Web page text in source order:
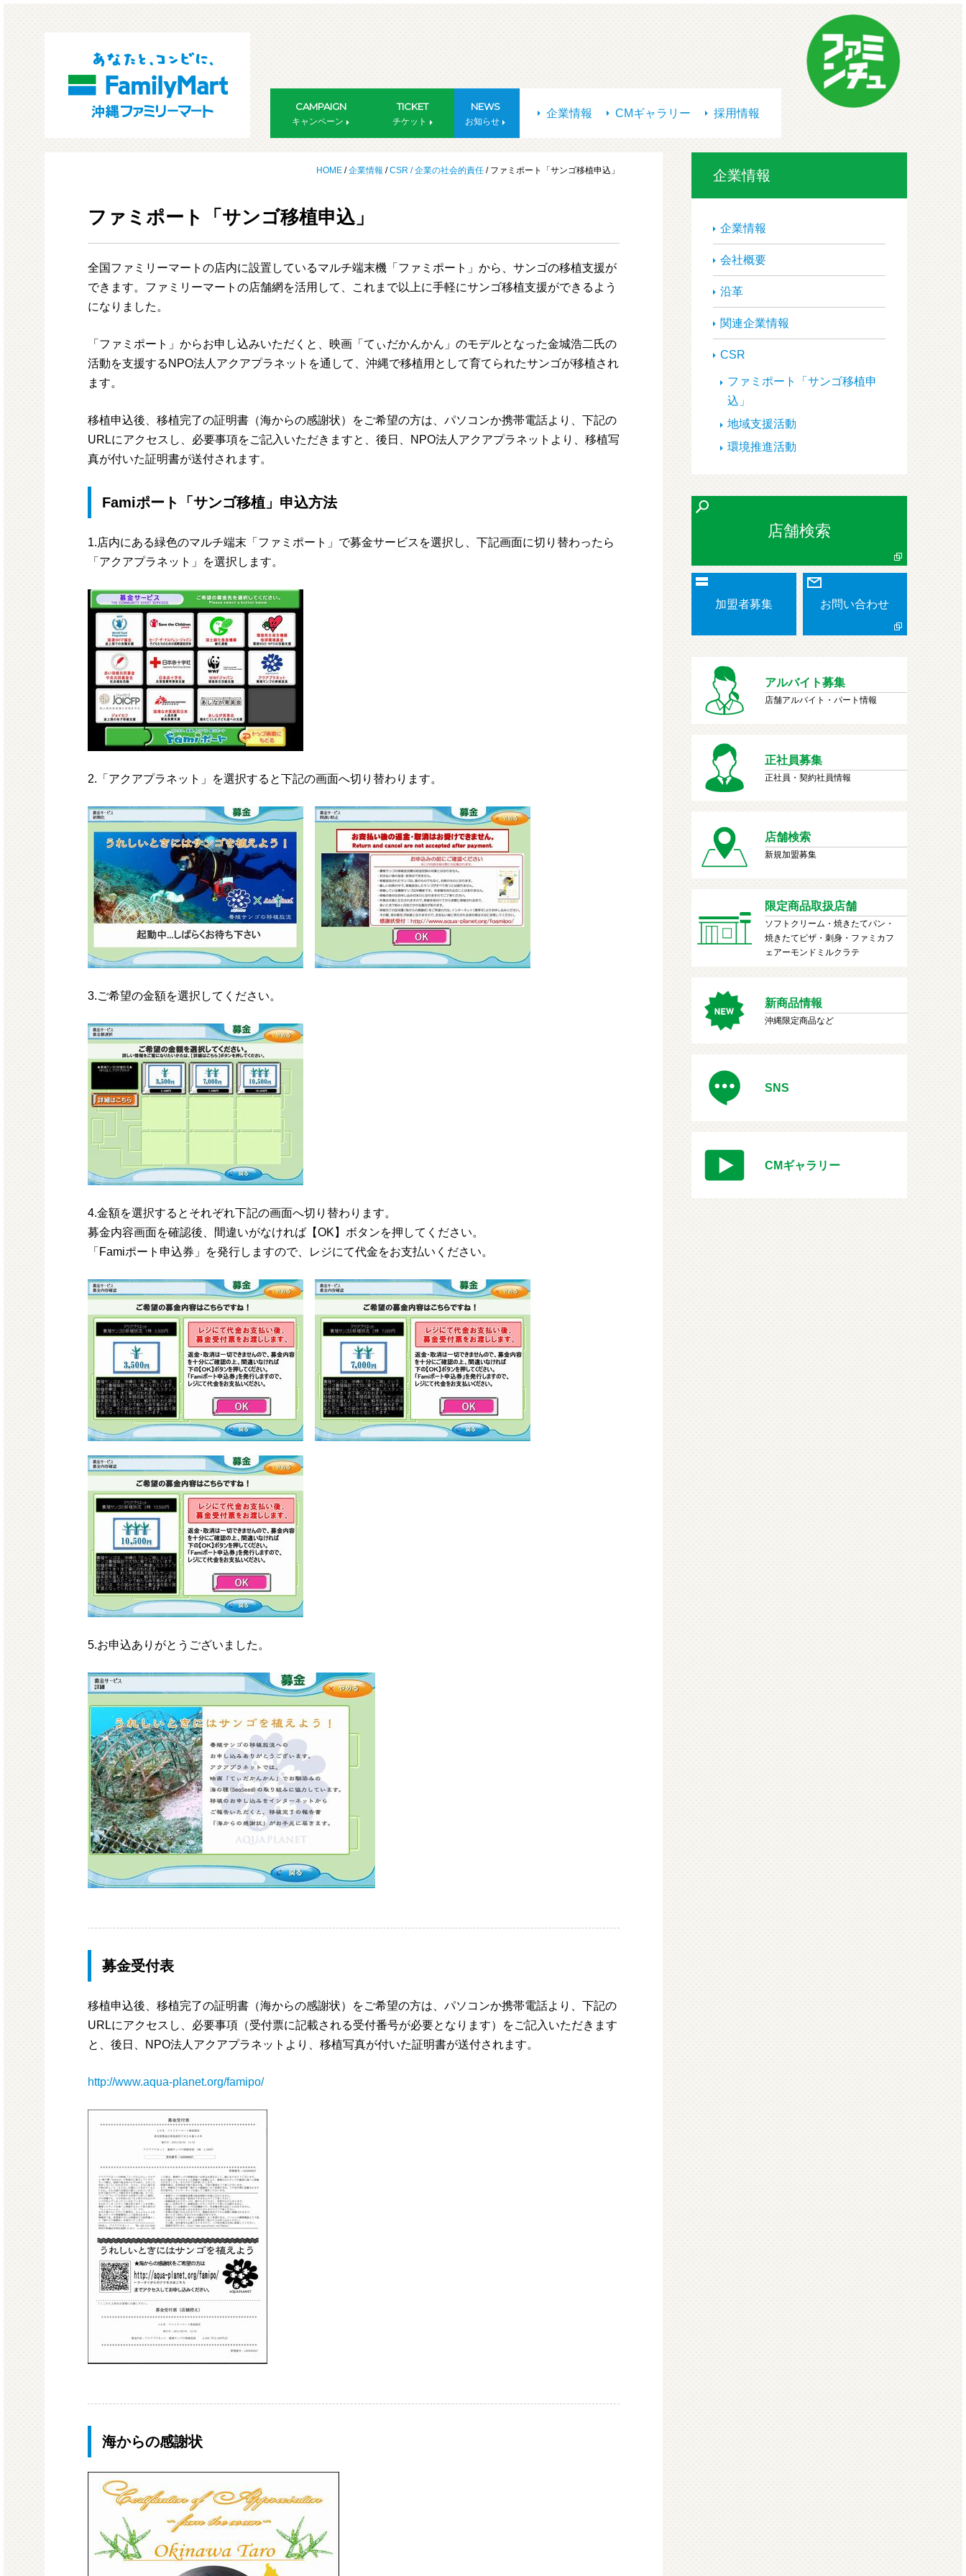
CAMPAIGN
キャンペーン
TICKET
チケット
NEWS
お知らせ
企業情報 CMギャラリー 採用情報
HOME /企業情報 /CSR / 企業の社会的責任 / ファミポート「サンゴ移植申込」
ファミポート「サンゴ移植申込」
全国ファミリーマートの店内に設置しているマルチ端末機「ファミポート」から、サンゴの移植支援が
できます。ファミリーマートの店舗網を活用して、これまで以上に手軽にサンゴ移植支援ができるよう
になりました。
「ファミポート」からお申し込みいただくと、映画「てぃだかんかん」のモデルとなった金城浩二氏の
活動を支援するNPO法人アクアプラネットを通して、沖縄で移植用として育てられたサンゴが移植され
ます。
移植申込後、移植完了の証明書（海からの感謝状）をご希望の方は、パソコンか携帯電話より、下記の
URLにアクセスし、必要事項をご記入いただきますと、後日、NPO法人アクアプラネットより、移植写
真が付いた証明書が送付されます。
Famiポート「サンゴ移植」申込方法
1.店内にある緑色のマルチ端末「ファミポート」で募金サービスを選択し、下記画面に切り替わったら
「アクアプラネット」を選択します。
2.「アクアプラネット」を選択すると下記の画面へ切り替わります。
3.ご希望の金額を選択してください。
4.金額を選択するとそれぞれ下記の画面へ切り替わります。
募金内容画面を確認後、間違いがなければ【OK】ボタンを押してください。
「Famiポート申込券」を発行しますので、レジにて代金をお支払いください。
5.お申込ありがとうございました。
募金受付表
移植申込後、移植完了の証明書（海からの感謝状）をご希望の方は、パソコンか携帯電話より、下記の
URLにアクセスし、必要事項（受付票に記載される受付番号が必要となります）をご記入いただきます
と、後日、NPO法人アクアプラネットより、移植写真が付いた証明書が送付されます。
http://www.aqua-planet.org/famipo/
海からの感謝状
企業情報
企業情報
会社概要
沿革
関連企業情報
CSR
ファミポート「サンゴ移植申
込」
地域支援活動
環境推進活動
店舗検索
加盟者募集 お問い合わせ
アルバイト募集
店舗アルバイト・パート情報
正社員募集
正社員・契約社員情報
店舗検索
新規加盟募集
限定商品取扱店舗
ソフトクリーム・焼きたてパン・
焼きたてピザ・刺身・ファミカフ
ェアーモンドミルクラテ
新商品情報
沖縄限定商品など
SNS
CMギャラリー